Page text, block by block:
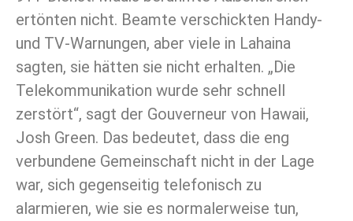
ertönten nicht. Beamte verschickten Handy-
und TV-Warnungen, aber viele in Lahaina
sagten, sie hätten sie nicht erhalten. „Die
Telekommunikation wurde sehr schnell
zerstört“, sagt der Gouverneur von Hawaii,
Josh Green. Das bedeutet, dass die eng
verbundene Gemeinschaft nicht in der Lage
war, sich gegenseitig telefonisch zu
alarmieren, wie sie es normalerweise tun,